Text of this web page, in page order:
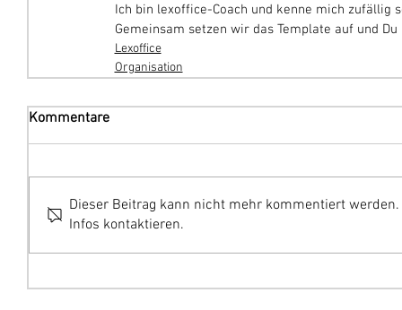
Ich bin lexoffice-Coach und kenne mich zufällig
Gemeinsam setzen wir das Template auf und
Lexoffice
Organisation
Kommentare
Dieser Beitrag kann nicht mehr kommentiert
Infos kontaktieren.